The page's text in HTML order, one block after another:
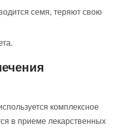
семя, теряют свою
комплексное
в приеме лекарственных